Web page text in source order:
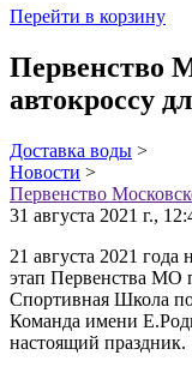
Перейти в корзину
Первенство
автокроссу
Доставка воды >
Новости >
Первенство
31 августа 2021 г.,
21 августа 2021 года
этап Первенства МО
Спортивная Школа
Команда имени
настоящий праздник.